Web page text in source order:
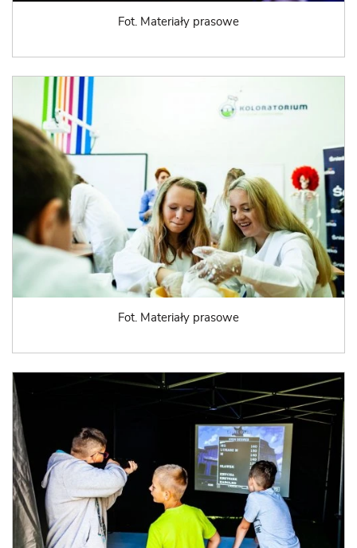
Fot. Materiały prasowe
Fot. Materiały prasowe